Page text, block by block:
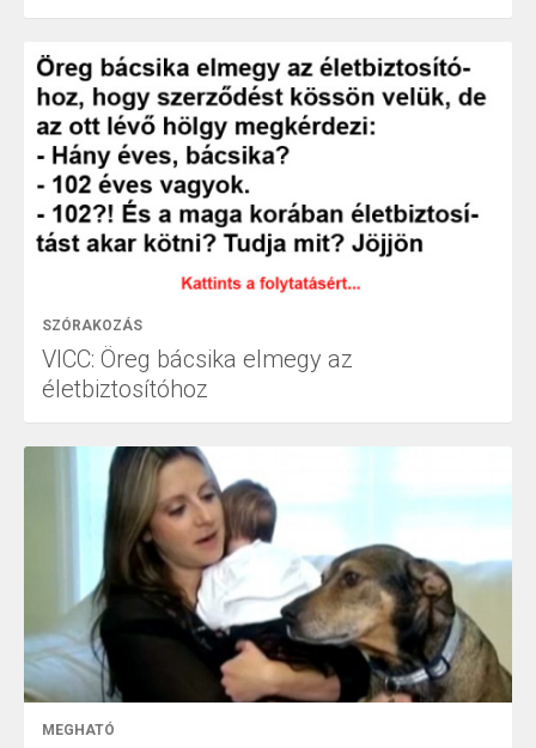
SZÓRAKOZÁS
VICC: Öreg bácsika elmegy az
életbiztosítóhoz
MEGHATÓ